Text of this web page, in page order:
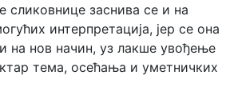
сликовнице заснива се и на
интерпретација, јер се она
на нов начин, уз лакше увођење
тема, осећања и уметничких